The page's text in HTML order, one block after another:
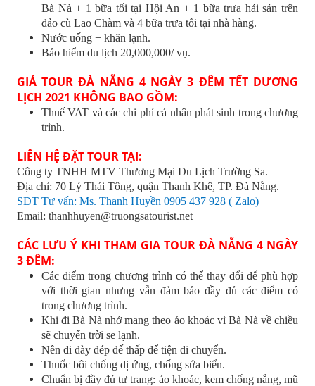
Bà Nà + 1 bữa tối tại Hội An + 1 bữa trưa hải sản trên
đảo cù Lao Chàm và 4 bữa trưa tối tại nhà hàng.
Nước uống + khăn lạnh.
Bảo hiểm du lịch 20,000,000/ vụ.
GIÁ TOUR ĐÀ NẴNG 4 NGÀY 3 ĐÊM TẾT DƯƠNG
LỊCH 2021 KHÔNG BAO GỒM:
Thuế VAT và các chi phí cá nhân phát sinh trong chương
trình.
LIÊN HỆ ĐẶT TOUR TẠI:
Công ty TNHH MTV Thương Mại Du Lịch Trường Sa.
Địa chỉ: 70 Lý Thái Tông, quận Thanh Khê, TP. Đà Nẵng.
SĐT Tư vấn: Ms. Thanh Huyền 0905 437 928 ( Zalo)
Email: thanhhuyen@truongsatourist.net
CÁC LƯU Ý KHI THAM GIA TOUR ĐÀ NẴNG 4 NGÀY
3 ĐÊM:
Các điểm trong chương trình có thể thay đổi để phù hợp
với thời gian nhưng vẫn đảm bảo đầy đủ các điểm có
trong chương trình.
Khi đi Bà Nà nhớ mang theo áo khoác vì Bà Nà về chiều
sẽ chuyển trời se lạnh.
Nên đi dày dép đế thấp để tiện di chuyển.
Thuốc bôi chống dị ứng, chống sứa biển.
Chuẩn bị đầy đủ tư trang: áo khoác, kem chống nắng, mũ